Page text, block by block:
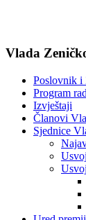
Vlada
Poslovnik i
Program
Izvještaji
Članovi
Sjednice